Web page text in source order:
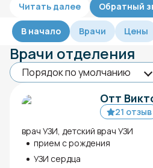
Читать далее Обратный
В начало Врачи Цены
Врачи отделения
Отт
21 отзыв
врач УЗИ, детский врач УЗИ
прием с рождения
УЗИ сердца